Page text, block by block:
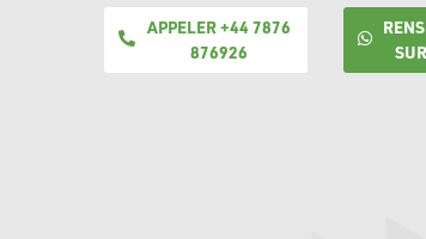
APPELER +44 7876
876926